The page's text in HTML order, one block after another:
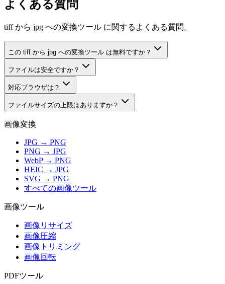
よくある質問
tiff から jpg への変換ツール に関するよくある質問。
この tiff から jpg への変換ツール は無料ですか？
ファイルは安全ですか？
対応ブラウザは？
ファイルサイズの上限はありますか？
画像変換
JPG → PNG
PNG → JPG
WebP → PNG
HEIC → JPG
SVG → PNG
すべての画像ツール
画像ツール
画像リサイズ
画像圧縮
画像トリミング
画像回転
PDFツール